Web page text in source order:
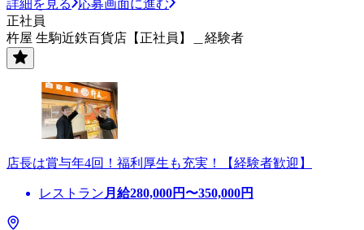
詳細を見る
応募画面に進む
正社員
杵屋 生駒近鉄百貨店【正社員】＿経験者
店長は賞与年4回！福利厚生も充実！【経験者歓迎】
レストラン 月給280,000円〜350,000円